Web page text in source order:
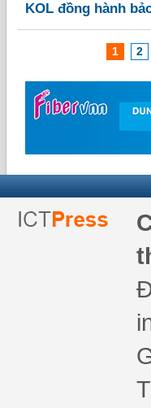
KOL đồng hành
1 2